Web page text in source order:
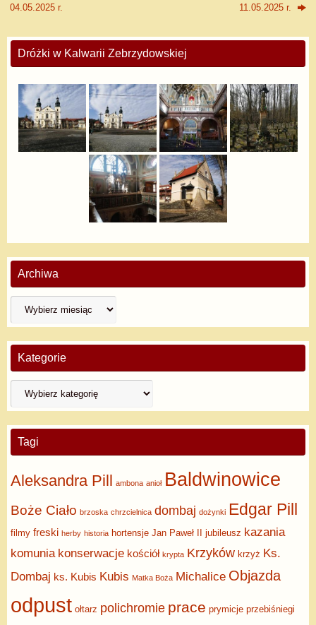
04.05.2025 r.
11.05.2025 r.
Dróżki w Kalwarii Zebrzydowskiej
Archiwa
Kategorie
Tagi
Aleksandra Pill ambona anioł Baldwinowice
Boże Ciało brzoska chrzcielnica dombaj dożynki Edgar Pill
filmy freski herby historia hortensje Jan Paweł II jubileusz kazania
komunia konserwacje kościół krypta Krzyków krzyż Ks.
Dombaj ks. Kubis Kubis Matka Boża Michalice Objazda
odpust ołtarz polichromie prace prymicje przebiśniegi